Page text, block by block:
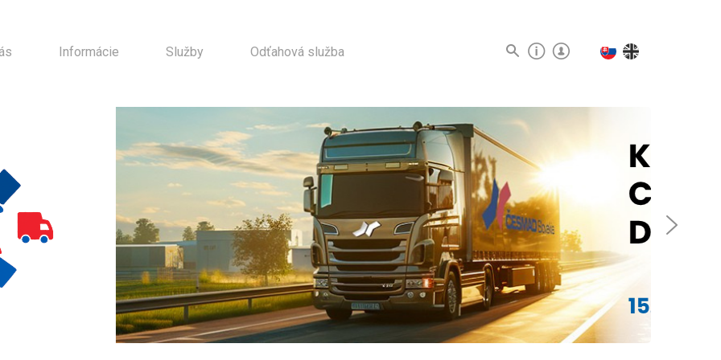
Informácie Služby Odťahová služba